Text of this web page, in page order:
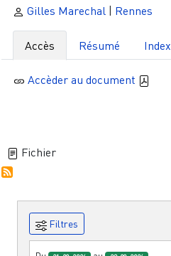
Gilles Marechal | Rennes
Accès Résumé Index
Accèder au document
Fichier
Filtres